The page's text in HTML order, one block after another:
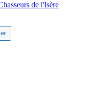
de l'Isère